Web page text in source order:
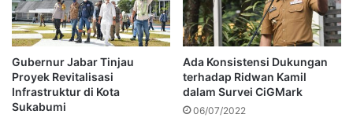
Gubernur Jabar Tinjau
Proyek Revitalisasi
Infrastruktur di Kota
Sukabumi
Ada Konsistensi Dukungan
terhadap Ridwan Kamil
dalam Survei CiGMark
06/07/2022